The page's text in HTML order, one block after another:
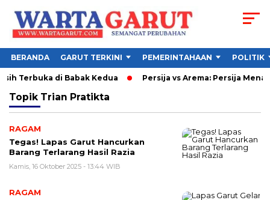
BERANDA GARUT TERKINI PEMERINTAHAAN POLITIK
Terbuka di Babak Kedua Persija vs Arema: Persija
Topik Trian Pratikta
RAGAM
Tegas! Lapas Garut Hancurkan
Barang Terlarang Hasil Razia
Kamis, 16 Oktober 2025 - 13:44 WIB
RAGAM